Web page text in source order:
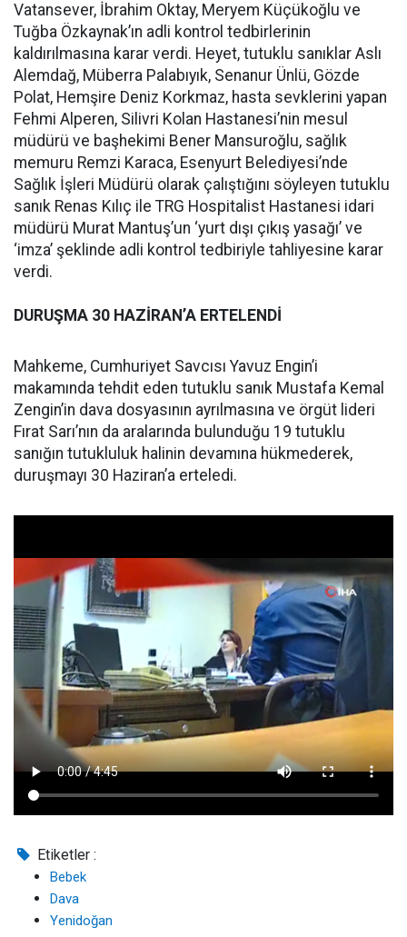
Vatansever, İbrahim Oktay, Meryem Küçükoğlu ve
Tuğba Özkaynak’ın adli kontrol tedbirlerinin
kaldırılmasına karar verdi. Heyet, tutuklu sanıklar Aslı
Alemdağ, Müberra Palabıyık, Senanur Ünlü, Gözde
Polat, Hemşire Deniz Korkmaz, hasta sevklerini yapan
Fehmi Alperen, Silivri Kolan Hastanesi’nin mesul
müdürü ve başhekimi Bener Mansuroğlu, sağlık
memuru Remzi Karaca, Esenyurt Belediyesi’nde
Sağlık İşleri Müdürü olarak çalıştığını söyleyen tutuklu
sanık Renas Kılıç ile TRG Hospitalist Hastanesi idari
müdürü Murat Mantuş’un ‘yurt dışı çıkış yasağı’ ve
‘imza’ şeklinde adli kontrol tedbiriyle tahliyesine karar
verdi.
DURUŞMA 30 HAZİRAN’A ERTELENDİ
Mahkeme, Cumhuriyet Savcısı Yavuz Engin’i
makamında tehdit eden tutuklu sanık Mustafa Kemal
Zengin’in dava dosyasının ayrılmasına ve örgüt lideri
Fırat Sarı’nın da aralarında bulunduğu 19 tutuklu
sanığın tutukluluk halinin devamına hükmederek,
duruşmayı 30 Haziran’a erteledi.
Etiketler :
Bebek
Dava
Yenidoğan